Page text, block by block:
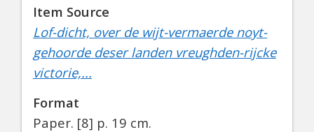
Item Source
Lof-dicht, over de wijt-vermaerde noyt-
gehoorde deser landen vreughden-rijcke
victorie,...
Format
Paper. [8] p. 19 cm.